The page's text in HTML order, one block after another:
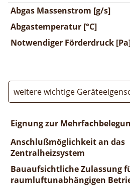
Abgas Massenstrom [g/s]
Abgastemperatur [°C]
Notwendiger Förderdruck
weitere wichtige
Eignung zur
Anschlußmöglichkeit an das
Zentralheizsystem
Bauaufsichtliche Zulassung
raumluftunabhängigen